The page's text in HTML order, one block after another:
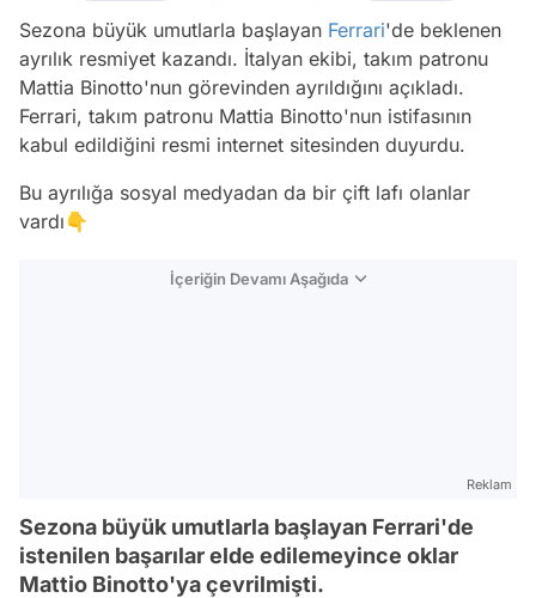
Sezona büyük umutlarla başlayan Ferrari'de beklenen
ayrılık resmiyet kazandı. İtalyan ekibi, takım patronu
Mattia Binotto'nun görevinden ayrıldığını açıkladı.
Ferrari, takım patronu Mattia Binotto'nun istifasının
kabul edildiğini resmi internet sitesinden duyurdu.
Bu ayrılığa sosyal medyadan da bir çift lafı olanlar
vardı👇
İçeriğin Devamı Aşağıda
Reklam
Sezona büyük umutlarla başlayan Ferrari'de
istenilen başarılar elde edilemeyince oklar
Mattio Binotto'ya çevrilmişti.